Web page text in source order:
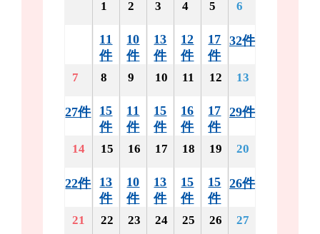
1
11
件
2
10
件
3
13
件
4
12
件
5
17
件
6
32件
7
27件
8
15
件
9
11
件
10
15
件
11
16
件
12
17
件
13
29件
14
22件
15
13
件
16
10
件
17
13
件
18
15
件
19
15
件
20
26件
21 22 23 24 25 26 27